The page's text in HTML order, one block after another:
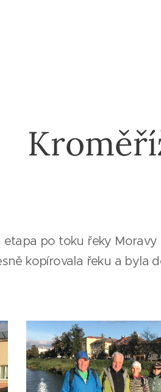
po toku řeky Moravy
kopírovala řeku a byla